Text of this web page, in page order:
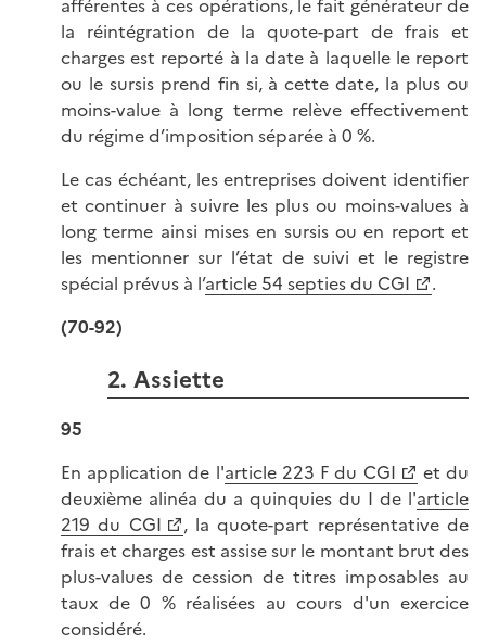
afférentes à ces opérations, le fait générateur de
la réintégration de la quote-part de frais et
charges est reporté à la date à laquelle le report
ou le sursis prend fin si, à cette date, la plus ou
moins-value à long terme relève effectivement
du régime d’imposition séparée à 0 %.
Le cas échéant, les entreprises doivent identifier
et continuer à suivre les plus ou moins-values à
long terme ainsi mises en sursis ou en report et
les mentionner sur l’état de suivi et le registre
spécial prévus à l’article 54 septies du CGI
.
(70-92)
2. Assiette
95
En application de l'article 223 F du CGI
et du
deuxième alinéa du a quinquies du I de l'article
219 du CGI
, la quote-part représentative de
frais et charges est assise sur le montant brut des
plus-values de cession de titres imposables au
taux de 0 % réalisées au cours d'un exercice
considéré.